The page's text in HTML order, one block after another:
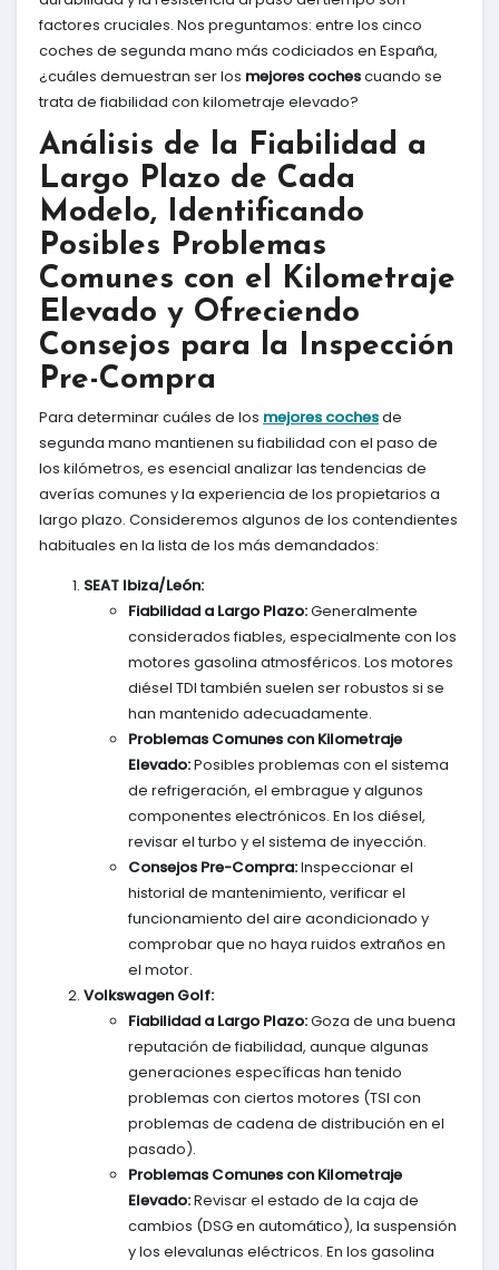
factores cruciales. Nos preguntamos: entre los cinco
coches de segunda mano más codiciados en España,
¿cuáles demuestran ser los mejores cochescuando se
trata de fiabilidad con kilometraje elevado?
Análisis de la Fiabilidad a
Largo Plazo de Cada
Modelo, Identificando
Posibles Problemas
Comunes con el Kilometraje
Elevado y Ofreciendo
Consejos para la Inspección
Pre-Compra
Para determinar cuáles de los mejores cochesde
segunda mano mantienen su fiabilidad con el paso de
los kilómetros, es esencial analizar las tendencias de
averías comunes y la experiencia de los propietarios a
largo plazo. Consideremos algunos de los contendientes
habituales en la lista de los más demandados:
SEAT Ibiza/León:
Fiabilidad a Largo Plazo:Generalmente
considerados fiables, especialmente con los
motores gasolina atmosféricos. Los motores
diésel TDI también suelen ser robustos si se
han mantenido adecuadamente.
Problemas Comunes con Kilometraje
Elevado:Posibles problemas con el sistema
de refrigeración, el embrague y algunos
componentes electrónicos. En los diésel,
revisar el turbo y el sistema de inyección.
Consejos Pre-Compra:Inspeccionar el
historial de mantenimiento, verificar el
funcionamiento del aire acondicionado y
comprobar que no haya ruidos extraños en
el motor.
Volkswagen Golf:
Fiabilidad a Largo Plazo:Goza de una buena
reputación de fiabilidad, aunque algunas
generaciones específicas han tenido
problemas con ciertos motores (TSI con
problemas de cadena de distribución en el
pasado).
Problemas Comunes con Kilometraje
Elevado:Revisar el estado de la caja de
cambios (DSG en automático), la suspensión
y los elevalunas eléctricos. En los gasolina